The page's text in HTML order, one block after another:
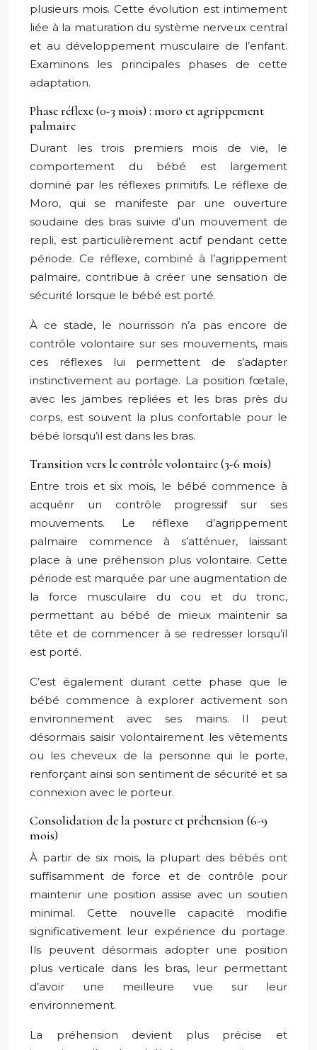
plusieurs mois. Cette évolution est intimement
liée à la maturation du système nerveux central
et au développement musculaire de l’enfant.
Examinons les principales phases de cette
adaptation.
Phase réflexe (0-3 mois) : moro et agrippement
palmaire
Durant les trois premiers mois de vie, le
comportement du bébé est largement
dominé par les réflexes primitifs. Le réflexe de
Moro, qui se manifeste par une ouverture
soudaine des bras suivie d’un mouvement de
repli, est particulièrement actif pendant cette
période. Ce réflexe, combiné à l’agrippement
palmaire, contribue à créer une sensation de
sécurité lorsque le bébé est porté.
À ce stade, le nourrisson n’a pas encore de
contrôle volontaire sur ses mouvements, mais
ces réflexes lui permettent de s’adapter
instinctivement au portage. La position fœtale,
avec les jambes repliées et les bras près du
corps, est souvent la plus confortable pour le
bébé lorsqu’il est dans les bras.
Transition vers le contrôle volontaire (3-6 mois)
Entre trois et six mois, le bébé commence à
acquérir un contrôle progressif sur ses
mouvements. Le réflexe d’agrippement
palmaire commence à s’atténuer, laissant
place à une préhension plus volontaire. Cette
période est marquée par une augmentation de
la force musculaire du cou et du tronc,
permettant au bébé de mieux maintenir sa
tête et de commencer à se redresser lorsqu’il
est porté.
C’est également durant cette phase que le
bébé commence à explorer activement son
environnement avec ses mains. Il peut
désormais saisir volontairement les vêtements
ou les cheveux de la personne qui le porte,
renforçant ainsi son sentiment de sécurité et sa
connexion avec le porteur.
Consolidation de la posture et préhension (6-9
mois)
À partir de six mois, la plupart des bébés ont
suffisamment de force et de contrôle pour
maintenir une position assise avec un soutien
minimal. Cette nouvelle capacité modifie
significativement leur expérience du portage.
Ils peuvent désormais adopter une position
plus verticale dans les bras, leur permettant
d’avoir une meilleure vue sur leur
environnement.
La préhension devient plus précise et